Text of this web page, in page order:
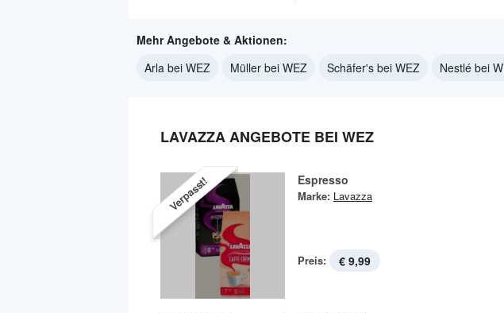
Mehr Angebote & Aktionen:
Arla bei WEZ
Müller bei WEZ Schäfer's bei WEZ Nestlé bei
LAVAZZA ANGEBOTE BEI WEZ
Verpasst! Espresso
Marke: Lavazza
Preis: € 9,99